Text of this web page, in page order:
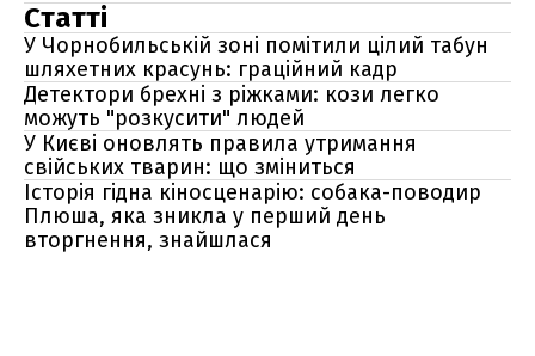
Статті
У Чорнобильській зоні помітили цілий табун
шляхетних красунь: граційний кадр
Детектори брехні з ріжками: кози легко
можуть "розкусити" людей
У Києві оновлять правила утримання
свійських тварин: що зміниться
Історія гідна кіносценарію: собака-поводир
Плюша, яка зникла у перший день
вторгнення, знайшлася